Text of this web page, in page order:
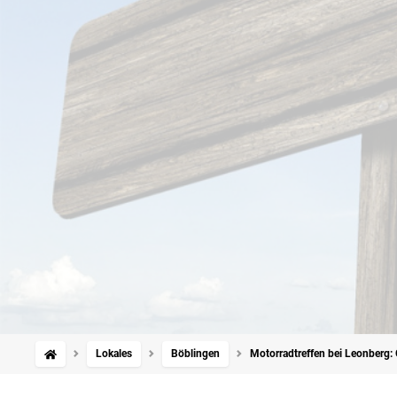
Lokales Böblingen Motorradtreffen bei Leonberg: